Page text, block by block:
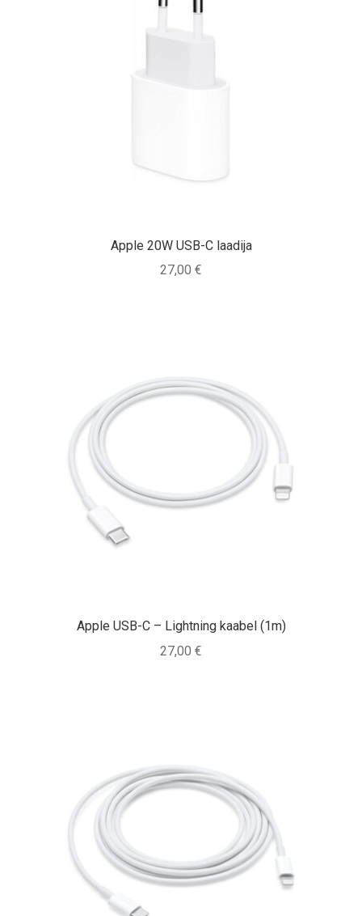
Apple 20W USB-C laadija
27,00 €
Apple USB-C – Lightning kaabel (1m)
27,00 €